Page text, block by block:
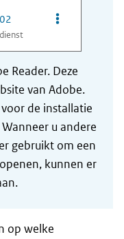
Opties van
Reader. Deze
van Adobe.
de installatie
u andere
gebruikt om een
kunnen er
op welke